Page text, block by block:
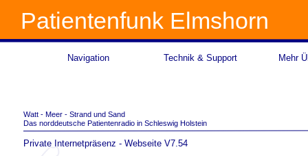
Navigation Technik & Support Mehr
Watt - Meer - Strand und Sand
Das norddeutsche Patientenradio in Schleswig Holstein
Patientenfunk Elmshorn
Private Internetpräsenz - Webseite V7.54